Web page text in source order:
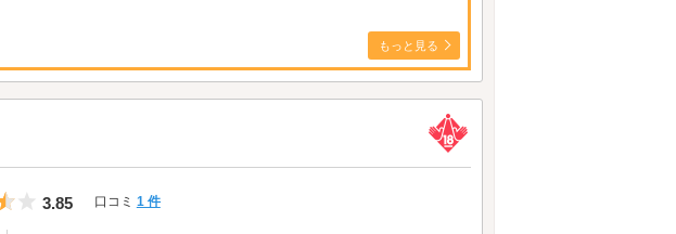
もっと見る
5つ星のうち3.5
3.85 口コミ 1 件